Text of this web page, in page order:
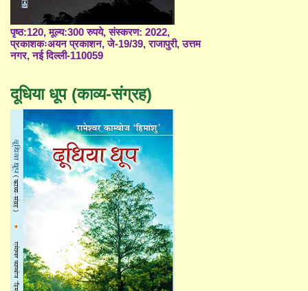
पृष्ठ:120, मूल्य:300 रुपये, संस्करण: 2022,
प्रकाशकःअयन प्रकाशन, जे-19/39, राजापुरी, उत्तम
नगर, नई दिल्ली-110059
दूधिया धूप (काव्य-संग्रह)